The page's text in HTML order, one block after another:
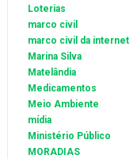
Loterias
marco civil
marco civil da internet
Marina Silva
Matelândia
Medicamentos
Meio Ambiente
mídia
Ministério Público
MORADIAS